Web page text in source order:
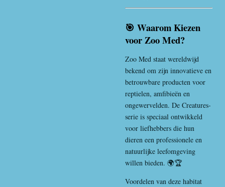
🎯 Waarom Kiezen
voor Zoo Med?
Zoo Med staat wereldwijd
bekend om zijn innovatieve en
betrouwbare producten voor
reptielen, amfibieën en
ongewervelden. De Creatures-
serie is speciaal ontwikkeld
voor liefhebbers die hun
dieren een professionele en
natuurlijke leefomgeving
willen bieden. 🌍🏆
Voordelen van deze habitat